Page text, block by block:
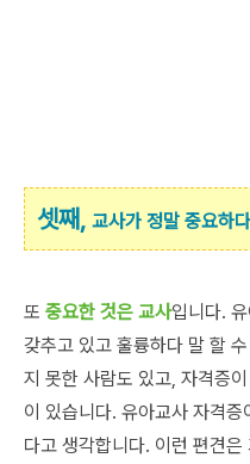
셋째, 교사가 정말 중요하
또 중요한 것은 교사입니다.
갖추고 있고 훌륭하다 말 할
지 못한 사람도 있고, 자격증
이 있습니다. 유아교사 자격
다고 생각합니다. 이런 편견